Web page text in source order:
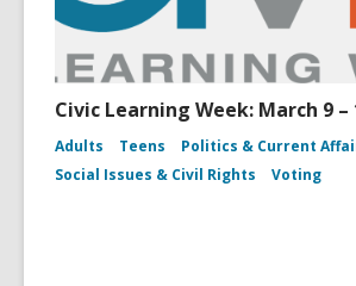
Civic Learning Week: March 9 –
Adults Teens
Politics & Current
Social Issues & Civil Rights
Voting